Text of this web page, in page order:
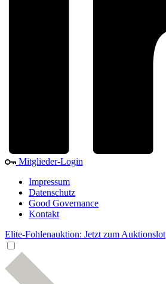
Mitglieder-Login
Impressum
Datenschutz
Good Governance
Kontakt
Elite-Fohlenauktion: Jetzt zum Auktionslot